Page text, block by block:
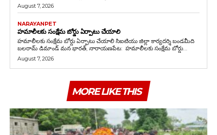
August 7, 2026
NARAYANPET
హమాలీలకు సంక్షేమ బోర్డు ఏర్పాటు చేయాలి
హమాలీలకు సంక్షేమ బోర్డు ఏర్పాటు చేయాలి సిఐటియు జిల్లా కార్యదర్శి బండమీది
బలరామ్ డిమాండ్ మన భారత్, నారాయణపేట: హమాలీలకు సంక్షేమ బోర్డు...
August 7, 2026
MORE LIKE THIS